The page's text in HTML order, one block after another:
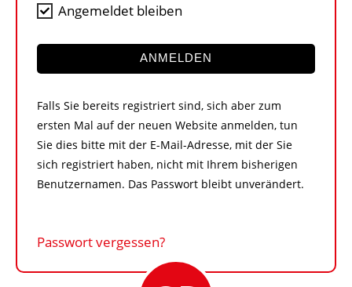
KONTAKT
Angemeldet bleiben
ANMELDEN
Falls Sie bereits registriert sind, sich aber zum
ersten Mal auf der neuen Website anmelden, tun
Sie dies bitte mit der E-Mail-Adresse, mit der Sie
sich registriert haben, nicht mit Ihrem bisherigen
Benutzernamen. Das Passwort bleibt unverändert.
Passwort vergessen?